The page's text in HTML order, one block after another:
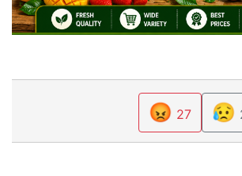
😥
27
😡